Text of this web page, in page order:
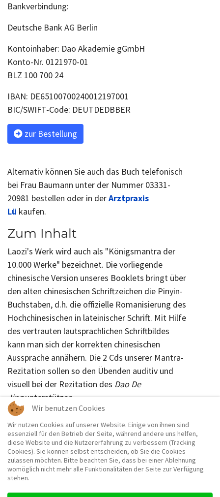
Bankverbindung:
Deutsche Bank AG Berlin
Kontoinhaber: Dao Akademie gGmbH
Konto-Nr. 0121970-01
BLZ 100 700 24
IBAN: DE65100700240012197001
BIC/SWIFT-Code: DEUTDEDBBER
zur Bestellung
Alternativ können Sie auch das Buch telefonisch
bei Frau Baumann unter der Nummer 03331-
20981 bestellen oder in derArztpraxis
Lü kaufen.
Zum Inhalt
Laozi's Werk wird auch als "Königsmantra der
10.000 Werke" bezeichnet. Die vorliegende
chinesische Version unseres Booklets bringt über
den alten chinesischen Schriftzeichen die Pinyin-
Buchstaben, d.h. die offizielle Romanisierung des
Hochchinesischen in lateinischer Schrift. Mit Hilfe
des vertrauten lautsprachlichen Schriftbildes
kann man sich der korrekten chinesischen
Aussprache annähern. Die 2 Cds unserer Mantra-
Rezitation sollen so den Übenden auditiv und
visuell bei der Rezitation des Dao De
Jingunterstützen.
Vorheriger Beitrag: Zeitschrift "Dao Magazin"
Zurück Nächster
Weiter
Wir benutzen Cookies
Wir nutzen Cookies auf unserer Website. Einige von ihnen sind
essenziell für den Betrieb der Seite, während andere uns helfen,
diese Website und die Nutzererfahrung zu verbessern (Tracking
Cookies). Sie können selbst entscheiden, ob Sie die Cookies
zulassen möchten. Bitte beachten Sie, dass bei einer Ablehnung
womöglich nicht mehr alle Funktionalitäten der Seite zur Verfügung
stehen.